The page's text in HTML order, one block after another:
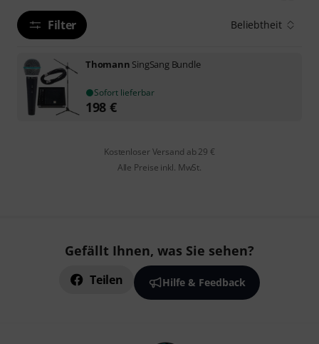
Filter Beliebtheit
Thomann SingSang Bundle
Sofort lieferbar
198 €
Kostenloser Versand ab 29 €
Alle Preise inkl. MwSt.
Gefällt Ihnen, was Sie sehen?
Teilen Hilfe & Feedback